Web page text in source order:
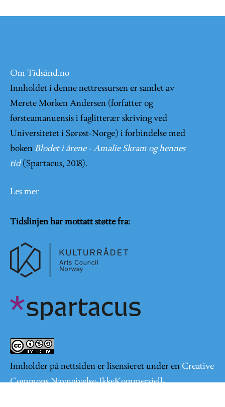
Om Tidsånd.no
Innholdet i denne nettressursen er samlet av
Merete Morken Andersen (forfatter og
førsteamanuensis i faglitterær skriving ved
Universitetet i Sørøst-Norge) i forbindelse med
boken Blodet i årene - Amalie Skram og hennes
tid (Spartacus, 2018).
Les mer
Tidslinjen har mottatt støtte fra:
Innholder på nettsiden er lisensieret under en Creative
Commons Navngivelse-IkkeKommersiell-